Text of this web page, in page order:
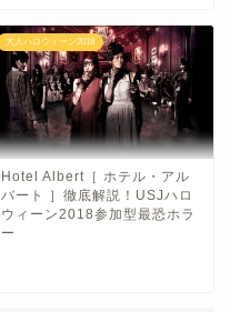
大人ハロウィーン2018
Hotel Albert［ ホテル・アル
バート ］徹底解説！USJハロ
ウィーン2018参加型最恐ホラ
ー